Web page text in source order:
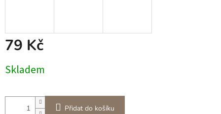
79 Kč
cena:
Skladem
Přidat do košíku